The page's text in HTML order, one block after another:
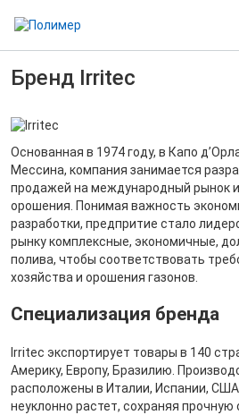
Бренд Irritec
Основанная в 1974 году, в Капо
Мессина, компания занимается
продажей на международный рынок
орошения. Понимая важность
разработки, предпритие стало
рынку комплексные, экономичные,
полива, чтобы соответствовать
хозяйства и орошения газонов.
Специализация бренда
Irritec экспортирует товары в 140
Америку, Европу, Бразилию.
расположены в Италии, Испании,
неуклонно растет, сохраняя прочную